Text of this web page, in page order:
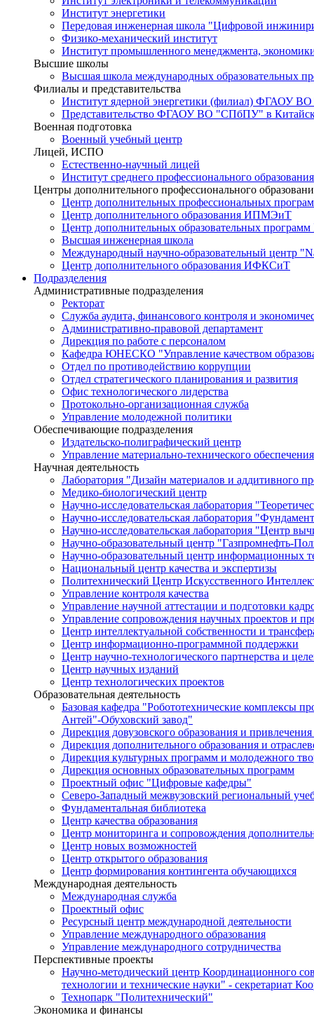
Институт энергетики
Передовая инженерная школа "Цифровой
Физико-механический институт
Институт промышленного менеджмента,
Высшие школы
Высшая школа международных образовательных
Филиалы и представительства
Институт ядерной энергетики (филиал) ФГАОУ
Представительство ФГАОУ ВО "СПбПУ" в
Военная подготовка
Военный учебный центр
Лицей, ИСПО
Естественно-научный лицей
Институт среднего профессионального образования
Центры дополнительного профессионального
Центр дополнительных профессиональных
Центр дополнительного образования ИПМЭиТ
Центр дополнительных образовательных
Высшая инженерная школа
Международный научно-образовательный центр
Центр дополнительного образования ИФКСиТ
Подразделения
Административные подразделения
Ректорат
Служба аудита, финансового контроля и
Административно-правовой департамент
Дирекция по работе с персоналом
Кафедра ЮНЕСКО "Управление качеством
Отдел по противодействию коррупции
Отдел стратегического планирования и развития
Офис технологического лидерства
Протокольно-организационная служба
Управление молодежной политики
Обеспечивающие подразделения
Издательско-полиграфический центр
Управление материально-технического обеспечения
Научная деятельность
Лаборатория "Дизайн материалов и аддитивного
Медико-биологический центр
Научно-исследовательская лаборатория
Научно-исследовательская лаборатория
Научно-исследовательская лаборатория "Центр
Научно-образовательный центр "Газпромнефть-
Научно-образовательный центр информационных
Национальный центр качества и экспертизы
Политехнический Центр Искусственного
Управление контроля качества
Управление научной аттестации и подготовки
Управление сопровождения научных проектов и
Центр интеллектуальной собственности и
Центр информационно-программной поддержки
Центр научно-технологического партнерства и
Центр научных изданий
Центр технологических проектов
Образовательная деятельность
Базовая кафедра "Робототехнические комплексы
Антей"-Обуховский завод"
Дирекция довузовского образования и привлечения
Дирекция дополнительного образования и
Дирекция культурных программ и молодежного
Дирекция основных образовательных программ
Проектный офис "Цифровые кафедры"
Северо-Западный межвузовский региональный
Фундаментальная библиотека
Центр качества образования
Центр мониторинга и сопровождения
Центр новых возможностей
Центр открытого образования
Центр формирования контингента обучающихся
Международная деятельность
Международная служба
Проектный офис
Ресурсный центр международной деятельности
Управление международного образования
Управление международного сотрудничества
Перспективные проекты
Научно-методический центр Координационного
технологии и технические науки" - секретариат
Технопарк "Политехнический"
Экономика и финансы